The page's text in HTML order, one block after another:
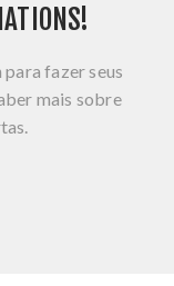
fazer seus
mais sobre